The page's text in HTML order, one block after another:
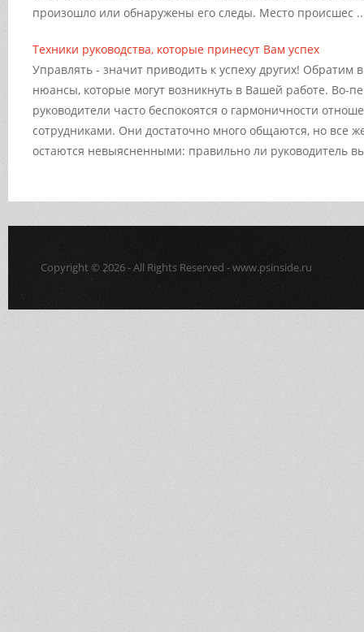
произошло или обнаружены его следы. Место происшес
Техники руководства, которые принесут Вам успех
Управлять - значит приводить к успеху других!
нюансы, которые могут возникнуть в Вашей работе. Во-
руководители часто беспокоятся о гармоничности
сотрудниками. Они достаточно много общаются, но все
остаются невыясненными: правильно ли руководитель
Copyright © 2026 - All Rights Reserved - www.psinside.ru